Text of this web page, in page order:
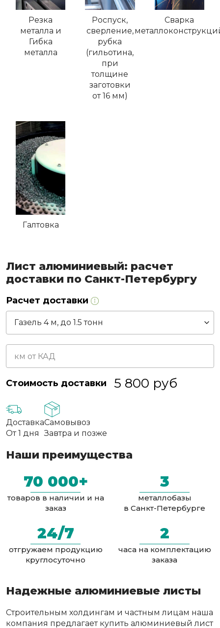
Резка
металла и
Гибка
металла
Роспуск,
сверление,
рубка
(гильотина,
при
толщине
заготовки
от 16 мм)
Сварка
Галтовка
Лист алюминиевый: расчет
доставки по Санкт-Петербургу
Расчет доставки
Стоимость доставки 5 800 руб
Доставка
От 1 дня
Самовывоз
Завтра и позже
Наши преимущества
70 000+
товаров в наличии и на
заказ
3
металлобазы
в Санкт-Петербурге
24/7
отгружаем продукцию
круглосуточно
2
часа на комплектацию
заказа
Надежные алюминиевые листы
Строительным холдингам и частным лицам наша
компания предлагает купить алюминиевый лист